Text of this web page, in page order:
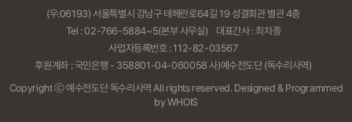
(우:06193) 서울특별시 강남구 테헤란로64길 19 성결회관 별관 4층
Tel :02-766-5884~5(본부 사무실)
대표간사 : 최차종
사업자등록번호 : 112-82-03567
후원계좌 : 국민은행 - 358801-04-060058 사)예수전도단 (독수리사역)
Copyright ⓒ 예수전도단 독수리사역 All rights reserved. Designed & Programmed
by WHOIS